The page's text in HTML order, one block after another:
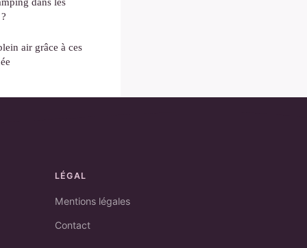
air grâce à ces
LÉGAL
Mentions légales
Contact